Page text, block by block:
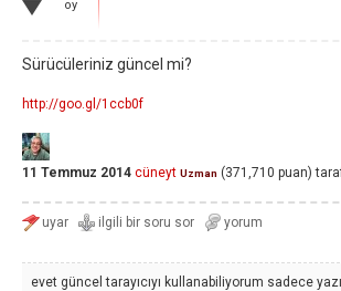
oy
Sürücüleriniz güncel mi?
http://goo.gl/1ccb0f
11 Temmuz 2014 cüneyt Uzman (371,710 puan)
evet güncel tarayıcıyı kullanabiliyorum sadece